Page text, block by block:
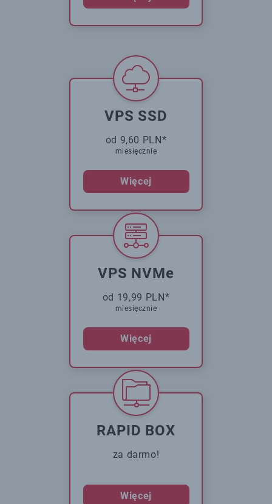
VPS SSD
od 9,60 PLN*
miesięcznie
Więcej
VPS NVMe
od 19,99 PLN*
miesięcznie
Więcej
RAPID BOX
za darmo!
Więcej